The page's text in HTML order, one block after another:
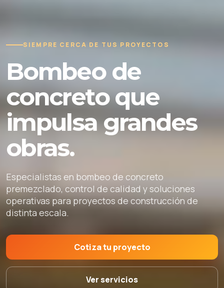
SIEMPRE CERCA DE TUS PROYECTOS
Bombeo de
concreto que
impulsa grandes
obras.
Especialistas en bombeo de concreto
premezclado, control de calidad y soluciones
operativas para proyectos de construcción de
distinta escala.
Cotiza tu proyecto
Ver servicios